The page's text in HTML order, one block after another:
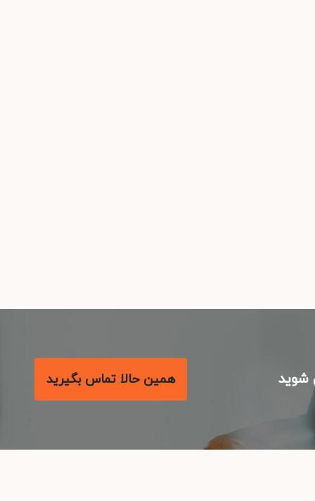
همین حالا تماس بگیرید